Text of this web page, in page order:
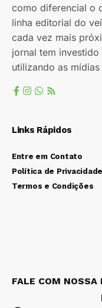
como diferencial o
linha editorial do
cada vez mais
jornal tem
utilizando as
Links Rápidos
Entre em Contato
Política de Privacidade
Termos e Condições
FALE COM NOSSA